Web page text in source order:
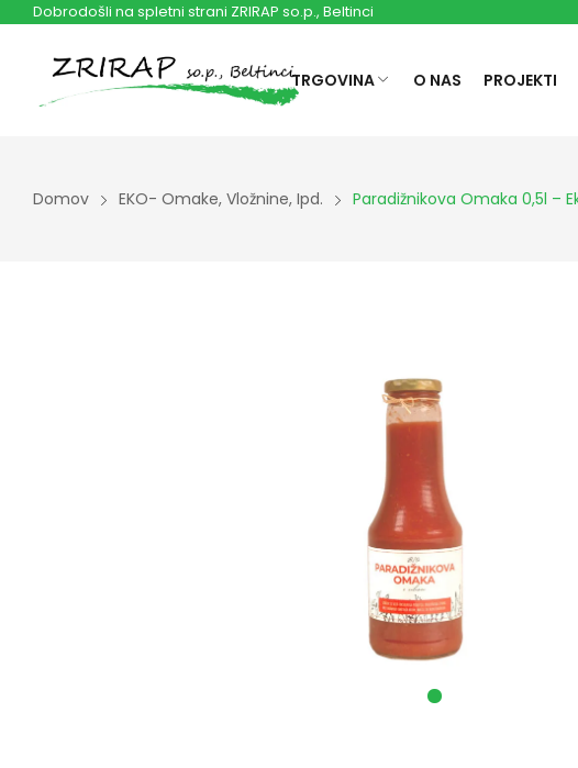
Dobrodošli na spletni strani ZRIRAP so.p., Beltinci
TRGOVINA O NAS PROJEKTI
Domov EKO- Omake, Vložnine, Ipd. Paradižnikova Omaka 0,5l –